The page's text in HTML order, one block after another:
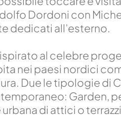
Dordoni con
dedicati all’esterno.
al celebre
nei paesi nordici
Due le tipologie di
Garden,
di attici o